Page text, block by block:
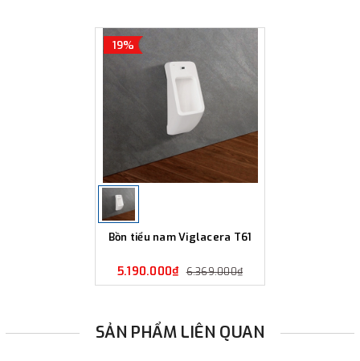
19%
Bồn tiểu nam Viglacera T61
5.190.000₫ 6.369.000₫
SẢN PHẨM LIÊN QUAN